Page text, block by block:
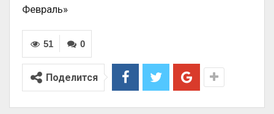
Февраль»
0
51
Поделится